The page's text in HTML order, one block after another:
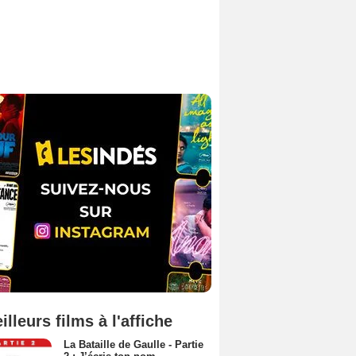
films à l'affiche
La Bataille de Gaulle - Partie